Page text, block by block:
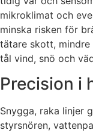
mikroklimat och
minska risken för
tätare skott,
tål vind, snö och
Precision i
Snygga, raka linjer
styrsnören,